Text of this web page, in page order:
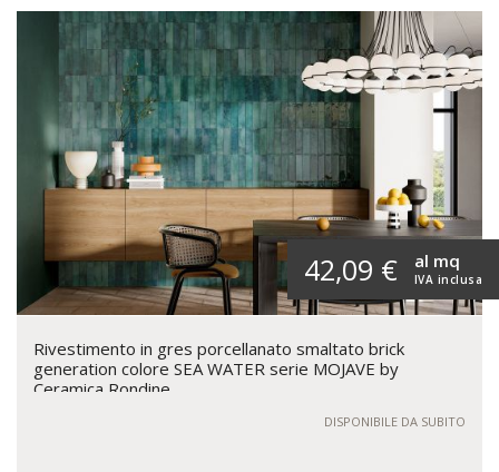
42,09 € IVA inclusa
al mq
Rivestimento in gres porcellanato smaltato brick
generation colore SEA WATER serie MOJAVE by
Ceramica Rondine
DISPONIBILE DA SUBITO